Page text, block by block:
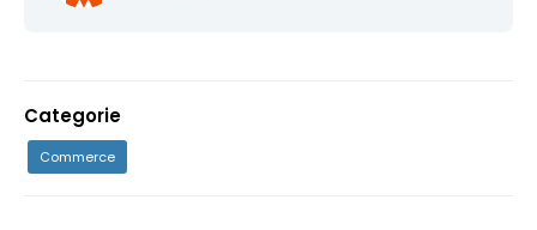
Categorie
Commerce